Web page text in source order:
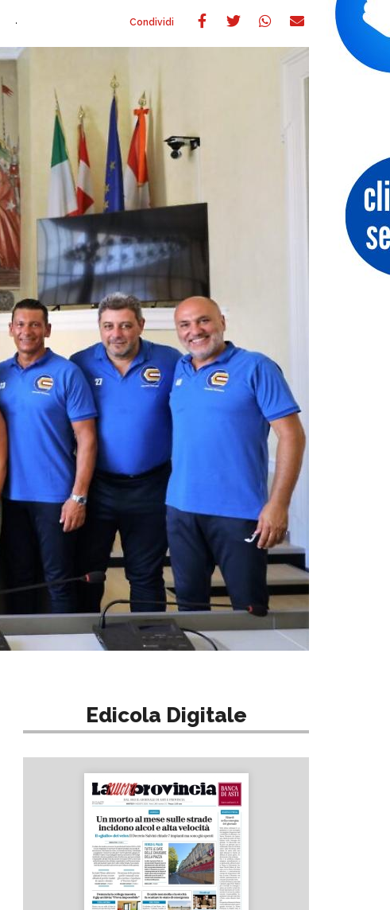
Edicola Digitale